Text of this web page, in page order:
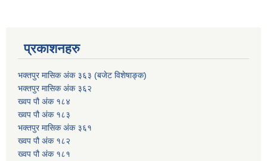
प्रकाशनहरु
भक्तपुर मासिक अंक ३६३ (बजेट विशेषाङ्क)
भक्तपुर मासिक अंक ३६२
ख्वप पौ अंक १८४
ख्वप पौ अंक १८३
भक्तपुर मासिक अंक ३६१
ख्वप पौ अंक १८२
ख्वप पौ अंक १८१